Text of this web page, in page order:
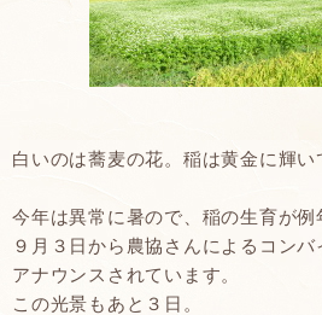
白いのは蕎麦の花。稲は黄金に輝い
今年は異常に暑ので、稲の生育が例
９月３日から農協さんによるコンバ
アナウンスされています。
この光景もあと３日。